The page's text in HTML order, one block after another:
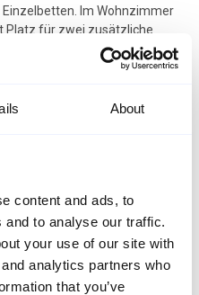
About
content and ads, to
to analyse our traffic.
your use of our site with
analytics partners who
that you’ve
Im Wohnzimmer
Platz für zwei zusätzliche
oder Freundesgruppen.
an kalten Tagen für ein
die auch als Klimaanlage
Der Holzofen sorgt
Atmosphäre. Hier können
und Ihren Lieblingsfilm
und dänischem Fernsehen
sodass Sie bei Bedarf in